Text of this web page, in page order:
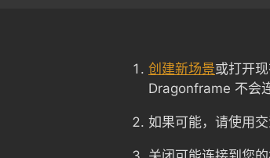
创建新场景或打开
Dragonframe 不会
如果可能，请使用